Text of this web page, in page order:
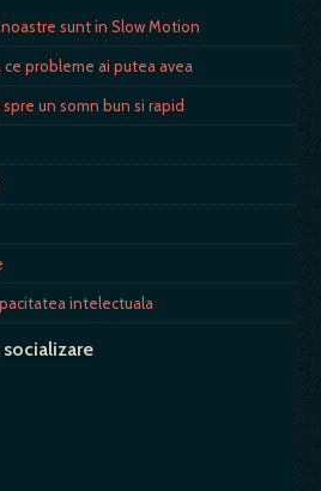
sunt in Slow Motion
probleme ai putea avea
un somn bun si rapid
intelectuala